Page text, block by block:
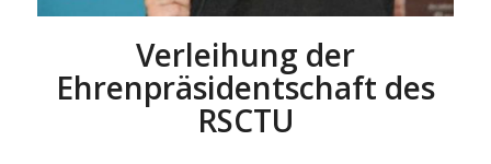
Verleihung der
Ehrenpräsidentschaft des
RSCTU